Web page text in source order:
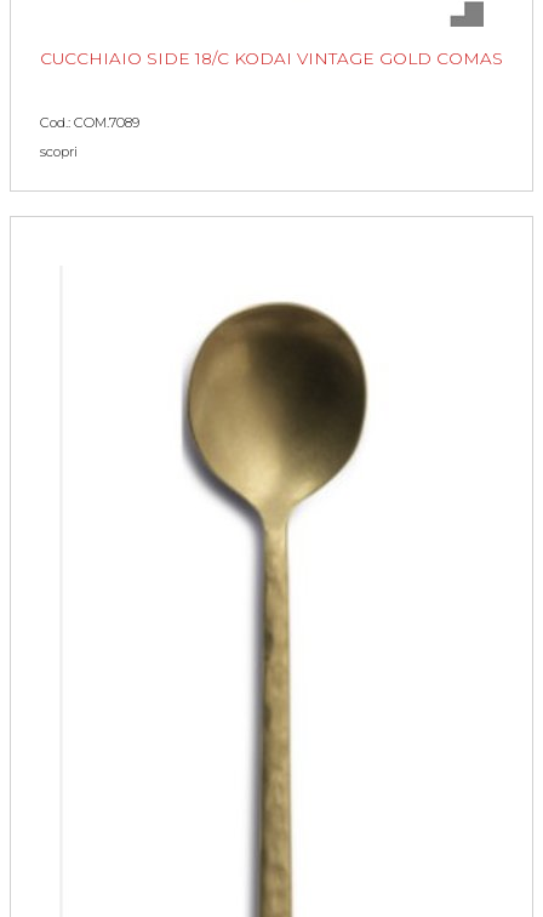
CUCCHIAIO SIDE 18/C KODAI VINTAGE GOLD COMAS
Cod.: COM.7089
scopri